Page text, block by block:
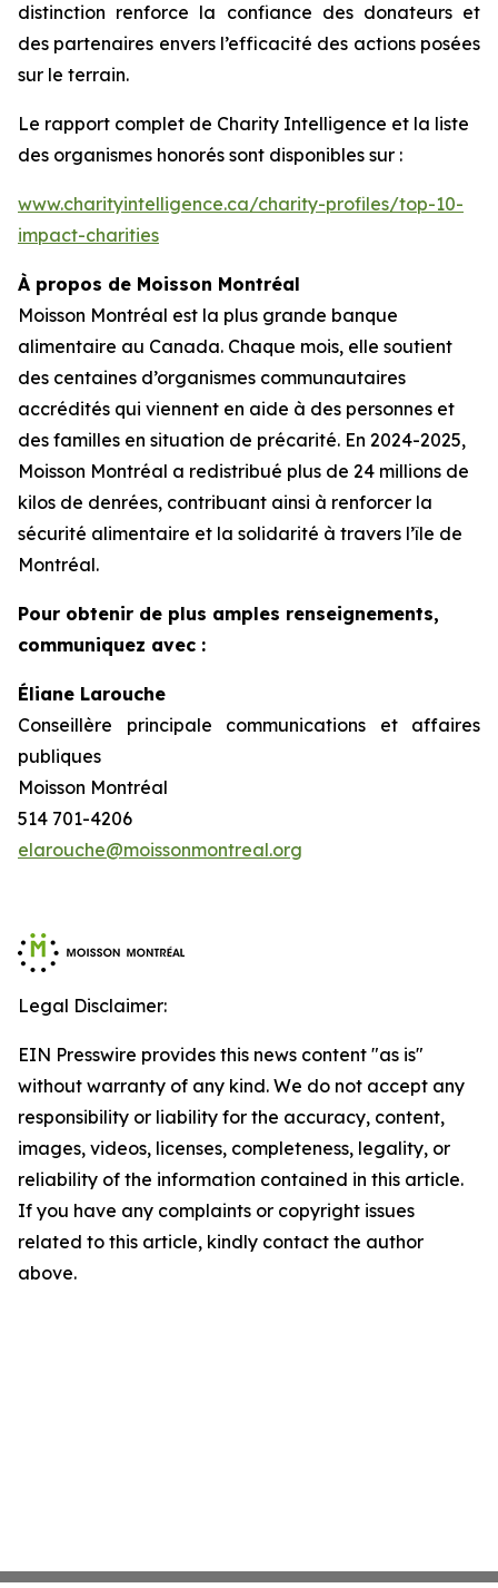
distinction renforce la confiance des donateurs et
des partenaires envers l’efficacité des actions posées
sur le terrain.
Le rapport complet de Charity Intelligence et la liste
des organismes honorés sont disponibles sur :
www.charityintelligence.ca/charity-profiles/top-10-
impact-charities
À propos de Moisson Montréal
Moisson Montréal est la plus grande banque
alimentaire au Canada. Chaque mois, elle soutient
des centaines d’organismes communautaires
accrédités qui viennent en aide à des personnes et
des familles en situation de précarité. En 2024-2025,
Moisson Montréal a redistribué plus de 24 millions de
kilos de denrées, contribuant ainsi à renforcer la
sécurité alimentaire et la solidarité à travers l’île de
Montréal.
Pour obtenir de plus amples renseignements,
communiquez avec :
Éliane Larouche
Conseillère principale communications et affaires
publiques
Moisson Montréal
514 701-4206
elarouche@moissonmontreal.org
Legal Disclaimer:
EIN Presswire provides this news content "as is"
without warranty of any kind. We do not accept any
responsibility or liability for the accuracy, content,
images, videos, licenses, completeness, legality, or
reliability of the information contained in this article.
If you have any complaints or copyright issues
related to this article, kindly contact the author
above.